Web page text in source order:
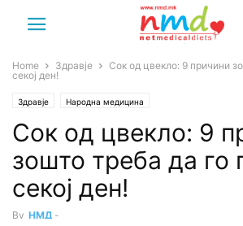
Home Здравје
Сок од цвекло: 9 причини
секој ден!
Здравје Народна медицина
Сок од цвекло: 9
зошто треба да го
секој ден!
By НМД -